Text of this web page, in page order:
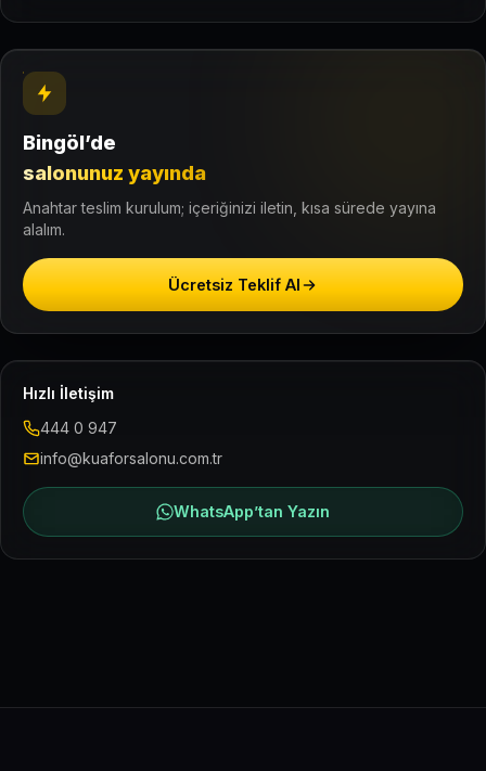
Bingöl’de
salonunuz yayında
Anahtar teslim kurulum; içeriğinizi iletin, kısa sürede yayına
alalım.
Ücretsiz Teklif Al
Hızlı İletişim
444 0 947
info@kuaforsalonu.com.tr
WhatsApp’tan Yazın